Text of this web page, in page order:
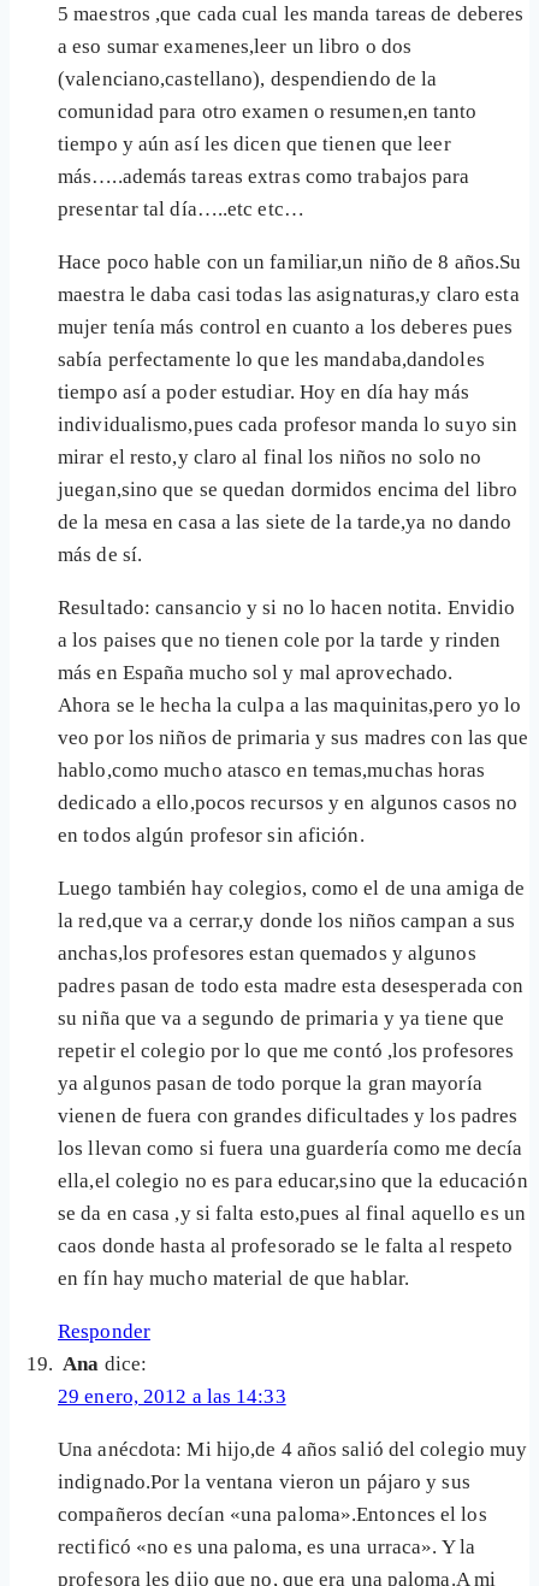
5 maestros ,que cada cual les manda tareas de deberes
a eso sumar examenes,leer un libro o dos
(valenciano,castellano), despendiendo de la
comunidad para otro examen o resumen,en tanto
tiempo y aún así les dicen que tienen que leer
más…..además tareas extras como trabajos para
presentar tal día…..etc etc…
Hace poco hable con un familiar,un niño de 8 años.Su
maestra le daba casi todas las asignaturas,y claro esta
mujer tenía más control en cuanto a los deberes pues
sabía perfectamente lo que les mandaba,dandoles
tiempo así a poder estudiar. Hoy en día hay más
individualismo,pues cada profesor manda lo suyo sin
mirar el resto,y claro al final los niños no solo no
juegan,sino que se quedan dormidos encima del libro
de la mesa en casa a las siete de la tarde,ya no dando
más de sí.
Resultado: cansancio y si no lo hacen notita. Envidio
a los paises que no tienen cole por la tarde y rinden
más en España mucho sol y mal aprovechado.
Ahora se le hecha la culpa a las maquinitas,pero yo lo
veo por los niños de primaria y sus madres con las que
hablo,como mucho atasco en temas,muchas horas
dedicado a ello,pocos recursos y en algunos casos no
en todos algún profesor sin afición.
Luego también hay colegios, como el de una amiga de
la red,que va a cerrar,y donde los niños campan a sus
anchas,los profesores estan quemados y algunos
padres pasan de todo esta madre esta desesperada con
su niña que va a segundo de primaria y ya tiene que
repetir el colegio por lo que me contó ,los profesores
ya algunos pasan de todo porque la gran mayoría
vienen de fuera con grandes dificultades y los padres
los llevan como si fuera una guardería como me decía
ella,el colegio no es para educar,sino que la educación
se da en casa ,y si falta esto,pues al final aquello es un
caos donde hasta al profesorado se le falta al respeto
en fín hay mucho material de que hablar.
Responder
Ana dice:
29 enero, 2012 a las 14:33
Una anécdota: Mi hijo,de 4 años salió del colegio muy
indignado.Por la ventana vieron un pájaro y sus
compañeros decían «una paloma».Entonces el los
rectificó «no es una paloma, es una urraca». Y la
profesora les dijo que no, que era una paloma.A mi